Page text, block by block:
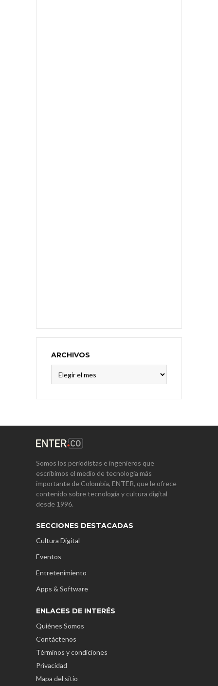
ARCHIVOS
Somos los periodistas e ingenieros que
escribimos el medio de tecnología más
importante de Colombia, ENTER, que le ofrece
contenido sobre tecnología y cultura digital
desde 1996.
SECCIONES DESTACADAS
Cultura Digital
Eventos
Entretenimiento
Apps & Software
ENLACES DE INTERÉS
Quiénes Somos
Contáctenos
Términos y condiciones
Privacidad
Mapa del sitio